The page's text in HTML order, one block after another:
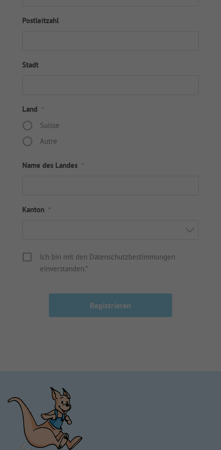
Postleitzahl
Stadt
Land *
Suisse
Autre
Name des Landes *
Kanton *
Ich bin mit den Datenschutzbestimmungen
einverstanden.*